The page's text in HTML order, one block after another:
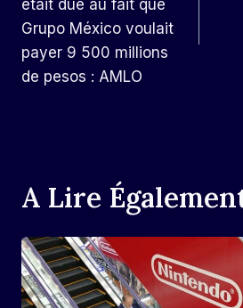
était due au fait que
Grupo México voulait
payer 9 500 millions
de pesos : AMLO
A Lire